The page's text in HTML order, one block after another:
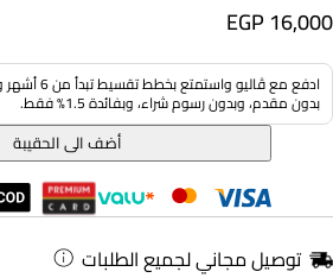
EGP 16,000
بدون مقدم، وبدون رسوم شراء، وبفائدة 1.5% فقط.
أضف الى الحقيبة
توصيل مجاني لجميع الطلبات